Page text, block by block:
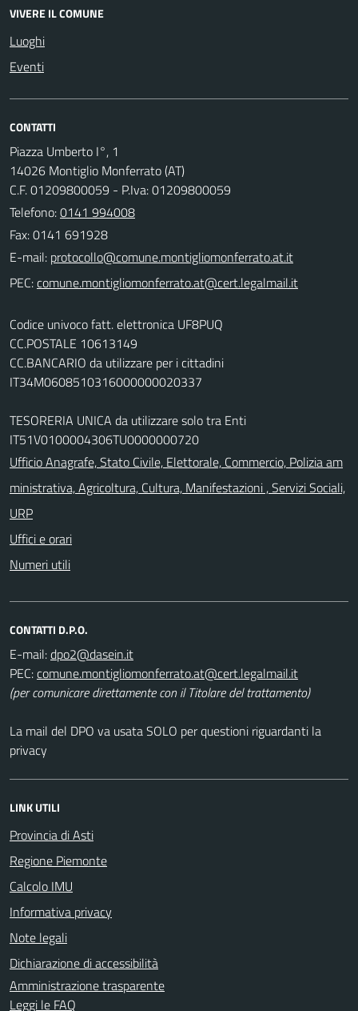
VIVERE IL COMUNE
Luoghi
Eventi
CONTATTI
Piazza Umberto I°, 1
14026 Montiglio Monferrato (AT)
C.F. 01209800059 - P.Iva: 01209800059
Telefono:0141 994008
Fax: 0141 691928
E-mail:
PEC:
Codice univoco fatt. elettronica UF8PUQ
CC.POSTALE 10613149
CC.BANCARIO da utilizzare per i cittadini
IT34M0608510316000000020337
TESORERIA UNICA da utilizzare solo tra Enti
IT51V0100004306TU0000000720
Ufficio Anagrafe, Stato Civile, Elettorale, Commercio, Polizia am
ministrativa, Agricoltura, Cultura, Manifestazioni , Servizi Sociali,
URP
Uffici e orari
Numeri utili
CONTATTI D.P.O.
E-mail:
PEC:
(per comunicare direttamente con il Titolare del trattamento)
La mail del DPO va usata SOLO per questioni riguardanti la
privacy
LINK UTILI
Provincia di Asti
Regione Piemonte
Calcolo IMU
Informativa privacy
Note legali
Dichiarazione di accessibilità
Amministrazione trasparente
Leggi le FAQ